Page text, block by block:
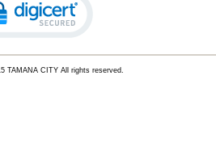
TAMANA CITY All rights reserved.